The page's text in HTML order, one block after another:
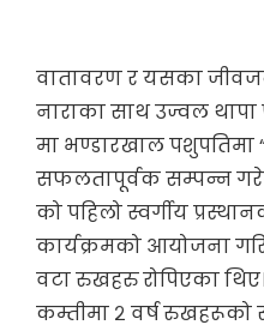
वातावरण र यसका
नाराका साथ उज्वल
मा भण्डारखाल पशुपतिमा
सफलतापूर्वक सम्पन्न
को पहिलो स्वर्गीय
कार्यक्रमको आयोजना
वटा रुखहरु रोपिएका
कम्तीमा २ वर्ष रुखहरूको